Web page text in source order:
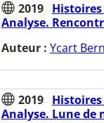
2019
Analyse.
Auteur : Ycart
2019
Analyse. Lune de